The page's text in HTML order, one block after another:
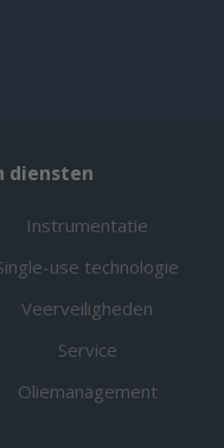
diensten
Instrumentatie
use technologie
Veerveiligheden
Service
Oliemanagement